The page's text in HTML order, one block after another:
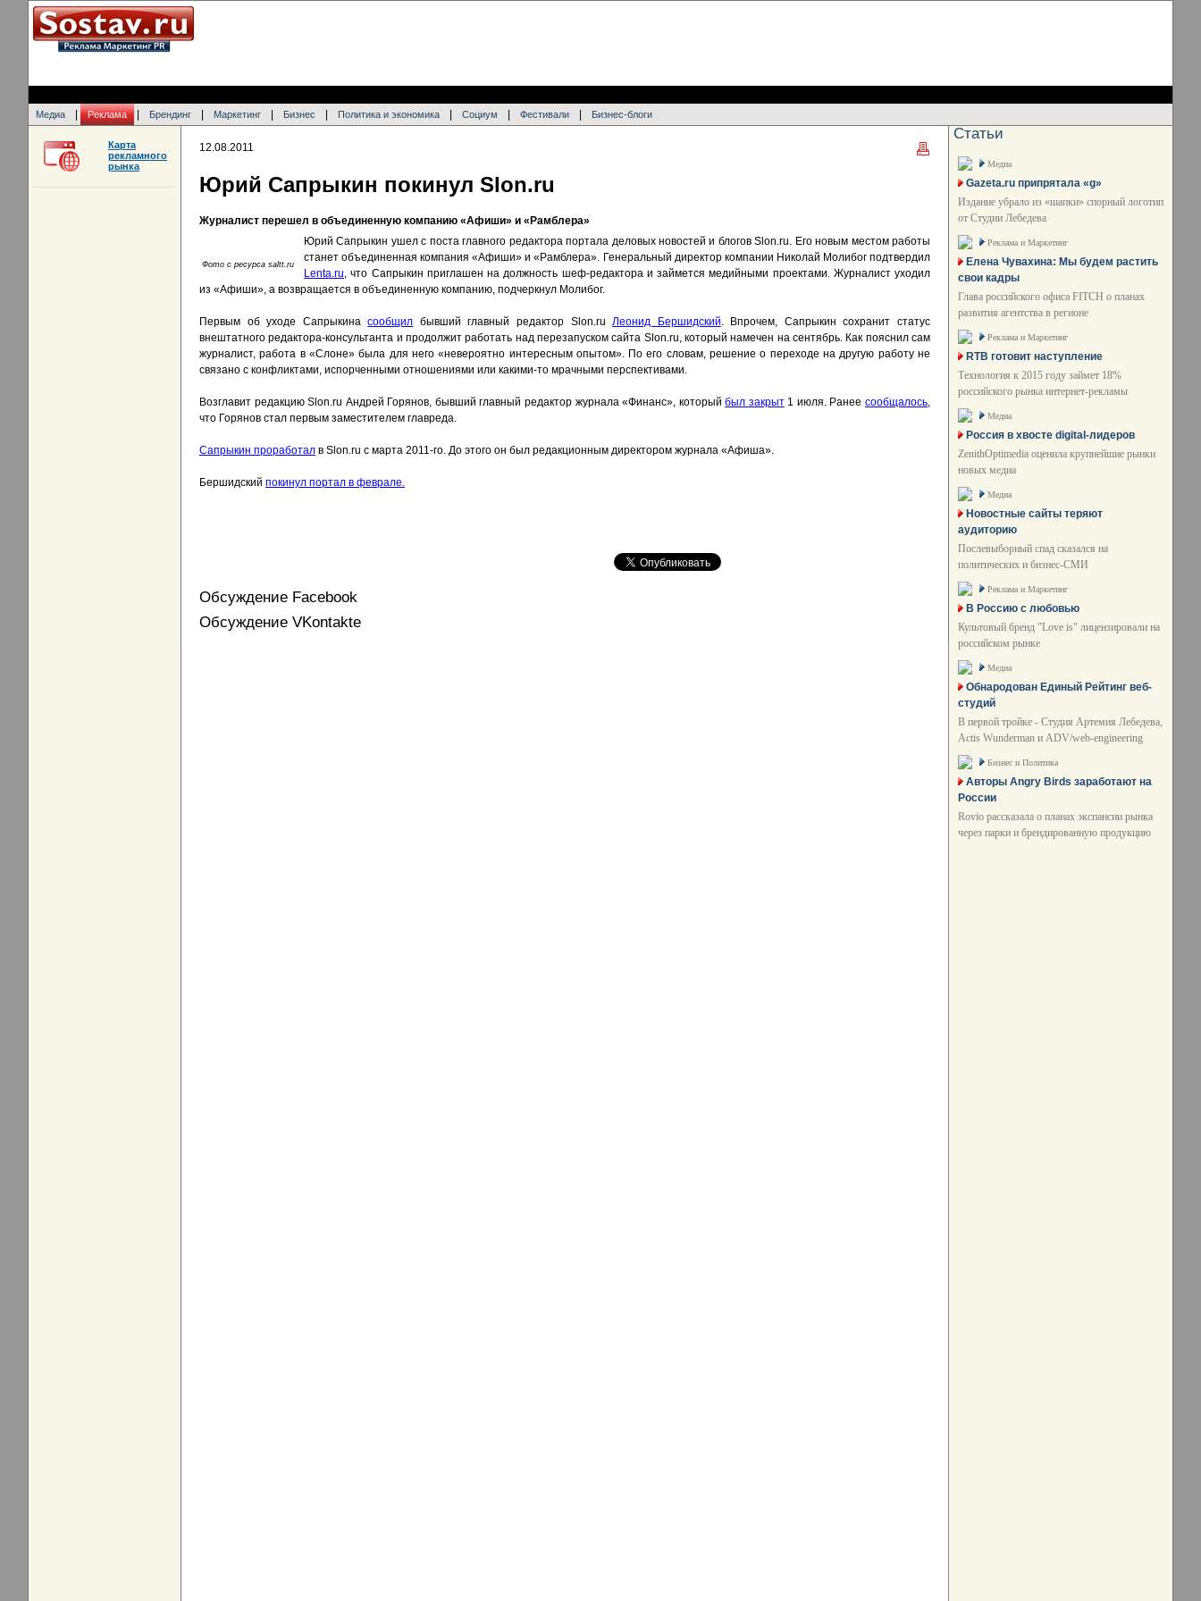
Медиа Реклама Брендинг Маркетинг Бизнес Политика и экономика Социум Фестивали Бизнес-блоги
12.08.2011
Юрий Сапрыкин покинул Slon.ru
Журналист перешел в объединенную компанию «Афиши» и «Рамблера»
Фото с ресурса saltt.ru
Юрий Сапрыкин ушел с поста главного редактора портала деловых новостей и блогов Slon.ru. Его новым местом работы
станет объединенная компания «Афиши» и «Рамблера». Генеральный директор компании Николай Молибог подтвердил
Lenta.ru, что Сапрыкин приглашен на должность шеф-редактора и займется медийными проектами. Журналист уходил
из «Афиши», а возвращается в объединенную компанию, подчеркнул Молибог.
Первым об уходе Сапрыкинасообщил бывший главный редактор Slon.ruЛеонид Бершидский. Впрочем, Сапрыкин сохранит статус
внештатного редактора-консультанта и продолжит работать над перезапуском сайта Slon.ru, который намечен на сентябрь. Как пояснил сам
журналист, работа в «Слоне» была для него «невероятно интересным опытом». По его словам, решение о переходе на другую работу не
связано с конфликтами, испорченными отношениями или какими-то мрачными перспективами.
Возглавит редакцию Slon.ru Андрей Горянов, бывший главный редактор журнала «Финанс», которыйбыл закрыт1 июля. Ранее сообщалось,
что Горянов стал первым заместителем главреда.
Сапрыкин проработал в Slon.ru с марта 2011-го. До этого он был редакционным директором журнала «Афиша».
Бершидский покинул портал в феврале.
Обсуждение Facebook
Обсуждение VKontakte
Карта
рекламного
рынка
Статьи
Медиа
Gazeta.ru припрятала «g»
Издание убрало из «шапки» спорный логотип
от Студии Лебедева
Реклама и Маркетинг
Елена Чувахина: Мы будем растить
свои кадры
Глава российского офиса FITCH о планах
развития агентства в регионе
Реклама и Маркетинг
RTB готовит наступление
Технология к 2015 году займет 18%
российского рынка интернет-рекламы
Медиа
Россия в хвосте digital-лидеров
ZenithOptimedia оценила крупнейшие рынки
новых медиа
Медиа
Новостные сайты теряют
аудиторию
Послевыборный спад сказался на
политических и бизнес-СМИ
Реклама и Маркетинг
В Россию с любовью
Культовый бренд "Love is" лицензировали на
российском рынке
Медиа
Обнародован Единый Рейтинг веб-
студий
В первой тройке - Студия Артемия Лебедева,
Actis Wunderman и ADV/web-engineering
Бизнес и Политика
Авторы Angry Birds заработают на
России
Rovio рассказала о планах экспансии рынка
через парки и брендированную продукцию